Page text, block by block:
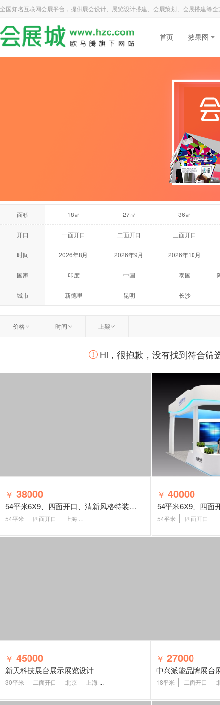
全国知名互联网会展平台，提供展会设计、展览设计搭建、会展策划、会展搭建等
首页 效果图
面积 18㎡ 27㎡ 36㎡
开口 一面开口 二面开口 三面开口
时间 2026年8月 2026年9月 2026年10月
2027年5月 2027年6月 2027年7月
国家 印度 中国 泰国
荷兰 美国 澳大利亚
城市 新德里 昆明 长沙
价格 时间 上架
Hi，很抱歉，没有找到符合筛
￥ 38000
54平米6X9、四面开口、清新风格特装展台
54平米 四面开口 上海 ...
￥ 40000
54平米 四面开口
￥ 45000
新天科技展台展示展览设计
30平米 二面开口 北京 上海 ...
￥ 27000
中兴派能品牌展台
18平米 二面开口